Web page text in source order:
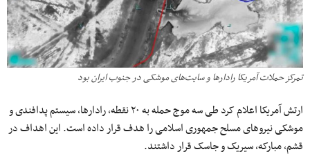
تمرکز حملات آمریکا رادارها و سایت‌های موشکی در جنوب ایران بود
ارتش آمریکا اعلام کرد طی سه موج حمله به ۲۰ نقطه، رادارها، سیستم پدافندی و
موشکی نیروهای مسلح جمهوری اسلامی را هدف قرار داده است. این اهداف در
قشم، مبارکه، سیریک و جاسک قرار داشتند.